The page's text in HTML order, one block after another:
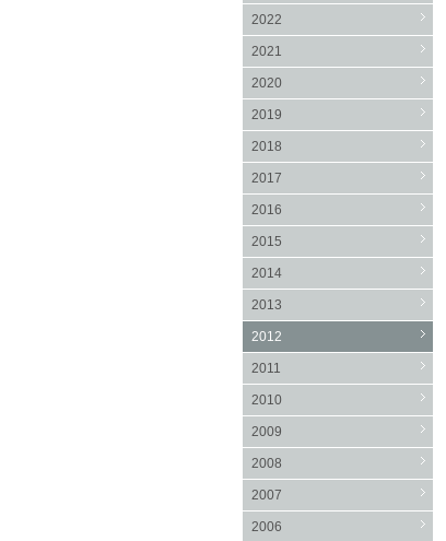
2022
2021
2020
2019
2018
2017
2016
2015
2014
2013
2012
2011
2010
2009
2008
2007
2006